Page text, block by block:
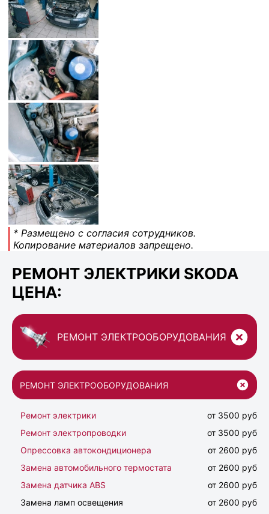
* Размещено с согласия сотрудников.
Копирование материалов запрещено.
РЕМОНТ ЭЛЕКТРИКИ SKODA
ЦЕНА:
РЕМОНТ ЭЛЕКТРООБОРУДОВАНИЯ
РЕМОНТ ЭЛЕКТРООБОРУДОВАНИЯ
Ремонт электрики
от 3500 руб
Ремонт электропроводки
от 3500 руб
Опрессовка автокондиционера
от 2600 руб
Замена автомобильного термостата
от 2600 руб
Замена датчика ABS
от 2600 руб
Замена ламп освещения
от 2600 руб